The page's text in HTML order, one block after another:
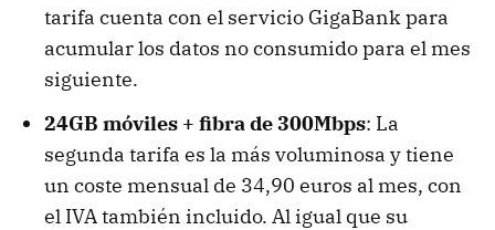
tarifa cuenta con el servicio GigaBank para
acumular los datos no consumido para el mes
siguiente.
24GB móviles + fibra de 300Mbps: La
segunda tarifa es la más voluminosa y tiene
un coste mensual de 34,90 euros al mes, con
el IVA también incluido. Al igual que su